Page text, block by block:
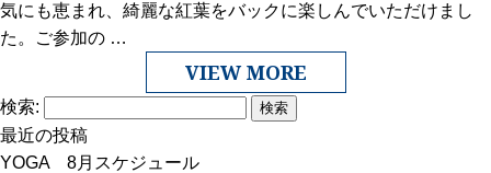
気にも恵まれ、綺麗な紅葉をバックに楽しんでいただけまし
た。ご参加の …
VIEW MORE
検索:
最近の投稿
YOGA 8月スケジュール